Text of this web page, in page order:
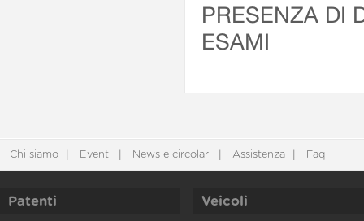
PRESENZA DI
ESAMI
Chi siamo Eventi News e circolari Assistenza Faq
Patenti Veicoli